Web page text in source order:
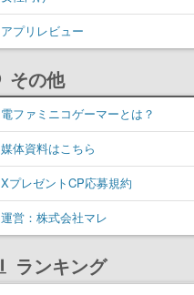
アプリレビュー
その他
電ファミニコゲーマーとは？
媒体資料はこちら
XプレゼントCP応募規約
運営：株式会社マレ
ランキング